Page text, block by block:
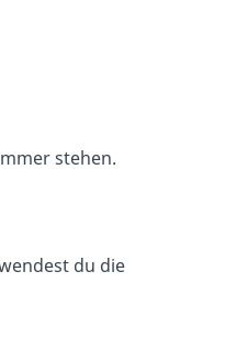
stehen.
du die